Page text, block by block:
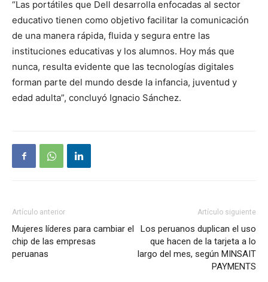
“Las portátiles que Dell desarrolla enfocadas al sector
educativo tienen como objetivo facilitar la comunicación
de una manera rápida, fluida y segura entre las
instituciones educativas y los alumnos. Hoy más que
nunca, resulta evidente que las tecnologías digitales
forman parte del mundo desde la infancia, juventud y
edad adulta”, concluyó Ignacio Sánchez.
Artículo anterior
Mujeres líderes para cambiar el
chip de las empresas
peruanas
Artículo siguiente
Los peruanos duplican el uso
que hacen de la tarjeta a lo
largo del mes, según MINSAIT
PAYMENTS